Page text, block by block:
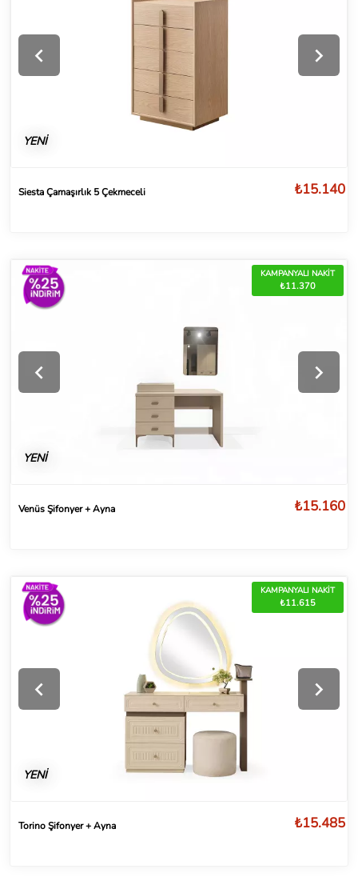
YENİ
Siesta Çamaşırlık 5 Çekmeceli ₺15.140
KAMPANYALI NAKİT
₺11.370
YENİ
Venüs Şifonyer + Ayna ₺15.160
KAMPANYALI NAKİT
₺11.615
YENİ
Torino Şifonyer + Ayna ₺15.485